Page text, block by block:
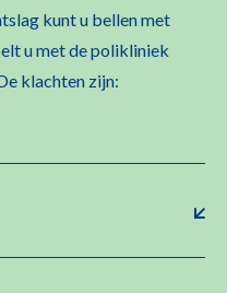
kunt u bellen met
u met de polikliniek
klachten zijn: